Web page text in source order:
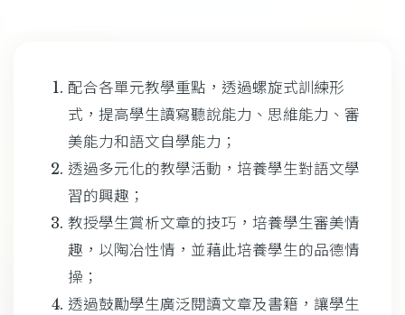
配合各單元教學重點，透過螺旋式訓練形
式，提高學生讀寫聽說能力、思維能力、審
美能力和語文自學能力；
透過多元化的教學活動，培養學生對語文學
習的興趣；
教授學生賞析文章的技巧，培養學生審美情
趣，以陶冶性情，並藉此培養學生的品德情
操；
透過鼓勵學生廣泛閱讀文章及書籍，讓學生